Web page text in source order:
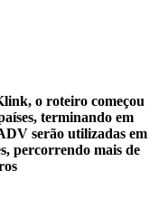
o roteiro começou
terminando em
serão utilizadas em
percorrendo mais de